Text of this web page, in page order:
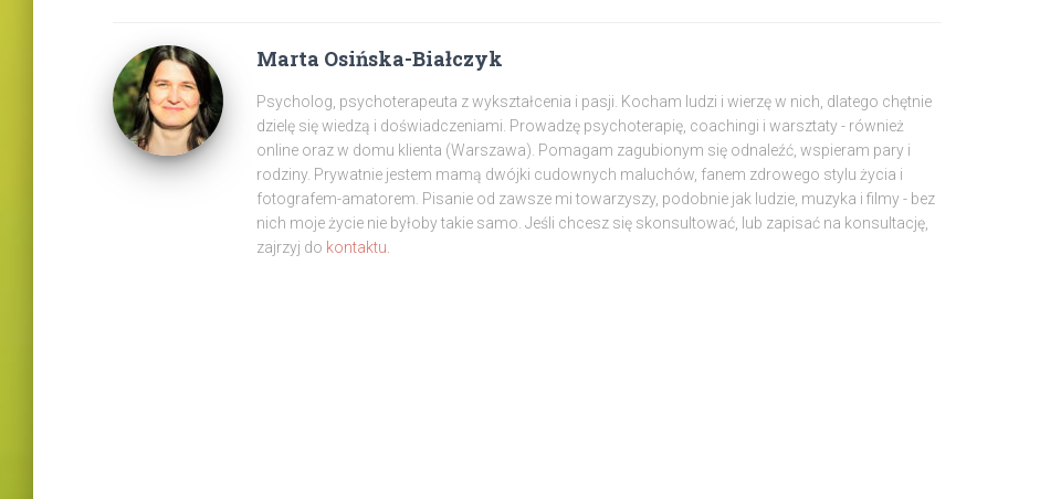
Marta Osińska-Białczyk
Psycholog, psychoterapeuta z wykształcenia i pasji. Kocham ludzi i wierzę w nich, dlatego chętnie
dzielę się wiedzą i doświadczeniami. Prowadzę psychoterapię, coachingi i warsztaty - również
online oraz w domu klienta (Warszawa). Pomagam zagubionym się odnaleźć, wspieram pary i
rodziny. Prywatnie jestem mamą dwójki cudownych maluchów, fanem zdrowego stylu życia i
fotografem-amatorem. Pisanie od zawsze mi towarzyszy, podobnie jak ludzie, muzyka i filmy - bez
nich moje życie nie byłoby takie samo. Jeśli chcesz się skonsultować, lub zapisać na konsultację,
zajrzyj do kontaktu.